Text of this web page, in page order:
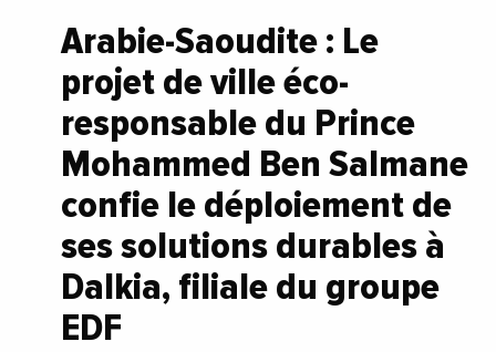
Arabie-Saoudite : Le
projet de ville éco-
responsable du Prince
Mohammed Ben Salmane
confie le déploiement de
ses solutions durables à
Dalkia, filiale du groupe
EDF